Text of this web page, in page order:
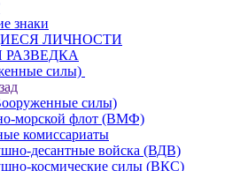
знаки
ЛИЧНОСТИ
силы)
силы)
морской флот (ВМФ)
комиссариаты
десантные войска (ВДВ)
космические силы (ВКС)